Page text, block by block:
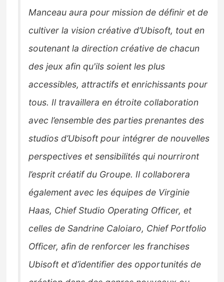
Manceau aura pour mission de définir et de
cultiver la vision créative d’Ubisoft, tout en
soutenant la direction créative de chacun
des jeux afin qu'ils soient les plus
accessibles, attractifs et enrichissants pour
tous. Il travaillera en étroite collaboration
avec l’ensemble des parties prenantes des
studios d’Ubisoft pour intégrer de nouvelles
perspectives et sensibilités qui nourriront
l’esprit créatif du Groupe. Il collaborera
également avec les équipes de Virginie
Haas, Chief Studio Operating Officer, et
celles de Sandrine Caloiaro, Chief Portfolio
Officer, afin de renforcer les franchises
Ubisoft et d’identifier des opportunités de